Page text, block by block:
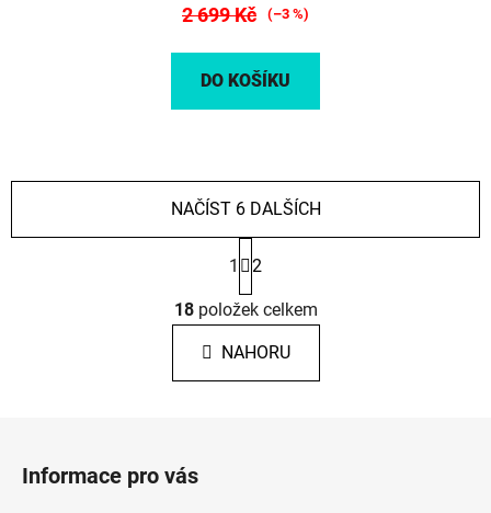
2 699 Kč (–3 %)
DO KOŠÍKU
O
v
l
á
d
NAČÍST 6 DALŠÍCH
S
t
r
á
n
k
1 2
18položek celkem
NAHORU
Informace pro vás